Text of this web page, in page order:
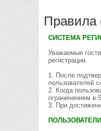
СИСТЕМА
Уважаемые
регистрации.
1. После
пользователей
2. Когда
ограничением в
3. При